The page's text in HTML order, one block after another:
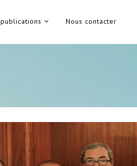
Nous contacter